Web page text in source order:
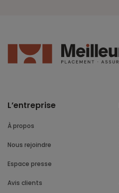
L’entreprise
À propos
Nous rejoindre
Espace presse
Avis clients